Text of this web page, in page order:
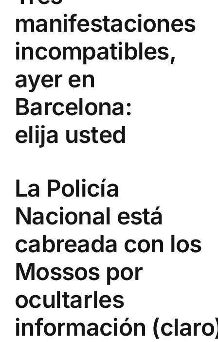
manifestaciones
incompatibles,
ayer en
Barcelona:
elija usted
La Policía
Nacional está
cabreada con los
Mossos por
ocultarles
información